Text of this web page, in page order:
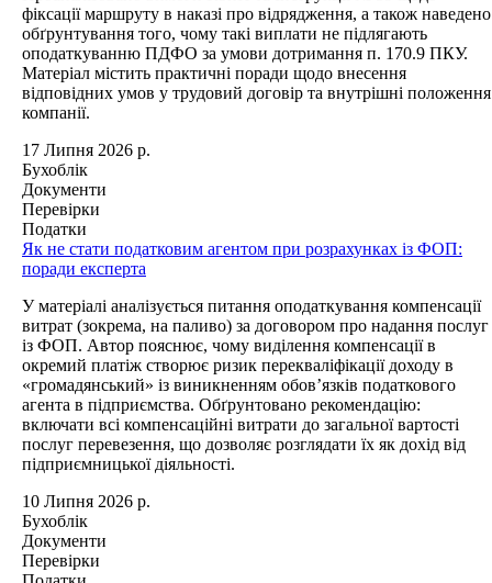
фіксації маршруту в наказі про відрядження, а також наведено
обґрунтування того, чому такі виплати не підлягають
оподаткуванню ПДФО за умови дотримання п. 170.9 ПКУ.
Матеріал містить практичні поради щодо внесення
відповідних умов у трудовий договір та внутрішні положення
компанії.
17 Липня 2026 р.
Бухоблік
Документи
Перевірки
Податки
Як не стати податковим агентом при розрахунках із ФОП:
поради експерта
У матеріалі аналізується питання оподаткування компенсації
витрат (зокрема, на паливо) за договором про надання послуг
із ФОП. Автор пояснює, чому виділення компенсації в
окремий платіж створює ризик перекваліфікації доходу в
«громадянський» із виникненням обов’язків податкового
агента в підприємства. Обґрунтовано рекомендацію:
включати всі компенсаційні витрати до загальної вартості
послуг перевезення, що дозволяє розглядати їх як дохід від
підприємницької діяльності.
10 Липня 2026 р.
Бухоблік
Документи
Перевірки